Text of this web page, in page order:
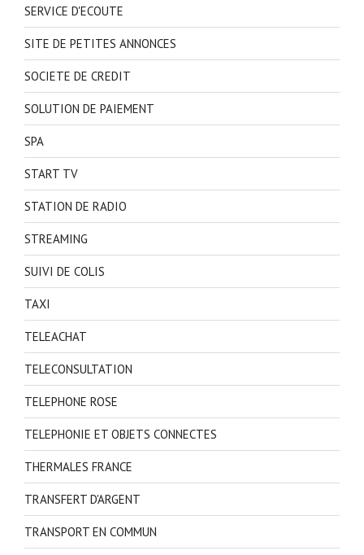
SERVICE D'ECOUTE
SITE DE PETITES ANNONCES
SOCIETE DE CREDIT
SOLUTION DE PAIEMENT
SPA
START TV
STATION DE RADIO
STREAMING
SUIVI DE COLIS
TAXI
TELEACHAT
TELECONSULTATION
TELEPHONE ROSE
TELEPHONIE ET OBJETS CONNECTES
THERMALES FRANCE
TRANSFERT D'ARGENT
TRANSPORT EN COMMUN